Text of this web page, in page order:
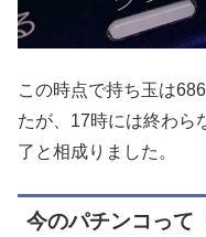
この時点で持ち玉は
たが、17時には終わ
了と相成りました。
今のパチンコって